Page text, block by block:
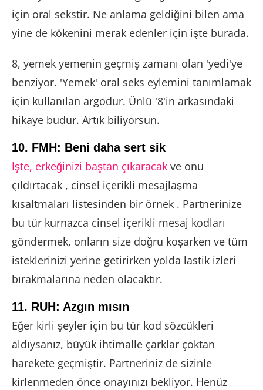
için oral sekstir. Ne anlama geldiğini bilen ama
yine de kökenini merak edenler için işte burada.
8, yemek yemenin geçmiş zamanı olan 'yedi'ye
benziyor. 'Yemek' oral seks eylemini tanımlamak
için kullanılan argodur. Ünlü '8'in arkasındaki
hikaye budur. Artık biliyorsun.
10. FMH: Beni daha sert sik
İşte, erkeğinizi baştan çıkaracak ve onu
çıldırtacak , cinsel içerikli mesajlaşma
kısaltmaları listesinden bir örnek . Partnerinize
bu tür kurnazca cinsel içerikli mesaj kodları
göndermek, onların size doğru koşarken ve tüm
isteklerinizi yerine getirirken yolda lastik izleri
bırakmalarına neden olacaktır.
11. RUH: Azgın mısın
Eğer kirli şeyler için bu tür kod sözcükleri
aldıysanız, büyük ihtimalle çarklar çoktan
harekete geçmiştir. Partneriniz de sizinle
kirlenmeden önce onayınızı bekliyor. Henüz